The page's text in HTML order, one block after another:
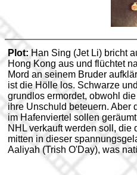
Plot: Han Sing (Jet Li) bricht
Hong Kong aus und flüchtet
Mord an seinem Bruder
ist die Hölle los. Schwarze
grundlos ermordet, obwohl
ihre Unschuld beteuern. Aber
im Hafenviertel sollen
NHL verkauft werden soll, die
mitten in dieser
Aaliyah (Trish O'Day), was